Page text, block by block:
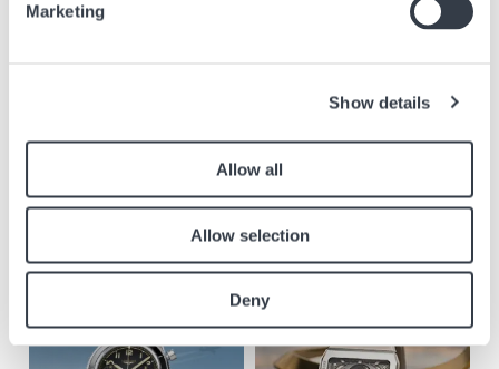
Marketing
Show details
Allow all
Allow selection
Deny
Marchi in negozio
Certina, Mido, Hamilton, Swatch e Flik Flak con uno sconto del 30%*
presentati nelle seguenti immagini